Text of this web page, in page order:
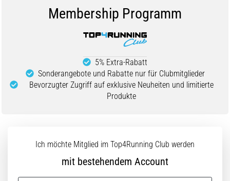
Membership Programm
5% Extra-Rabatt
Sonderangebote und Rabatte nur für Clubmitglieder
Bevorzugter Zugriff auf exklusive Neuheiten und limitierte
Produkte
Ich möchte Mitglied im Top4Running Club werden
mit bestehendem Account